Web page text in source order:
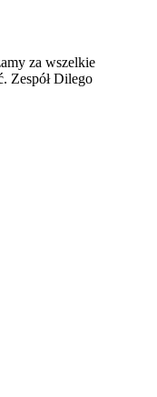
za wszelkie
Zespół Dilego